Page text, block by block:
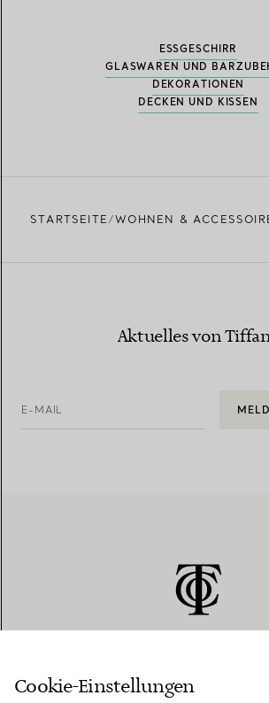
ESSGESCHIRR
GLASWAREN UND
DEKORATIONEN
DECKEN UND KISSEN
STARTSEITE WOHNEN &
Aktuelles von
E-MAIL
KUNDENSERVICE
Cookie-Einstellungen